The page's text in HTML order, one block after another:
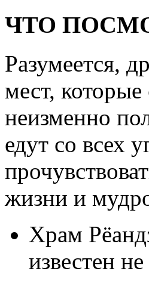
ЧТО
Разумеется,
мест, которые
неизменно
едут со всех
жизни и
Храм
известен